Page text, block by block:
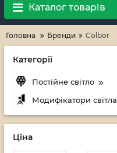
Каталог товарів
Головна Бренди Colbor
Категорії
Постійне світло
Модифікатори світла
Ціна